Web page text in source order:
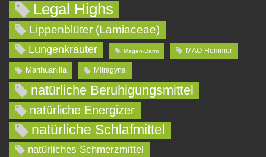
Legal Highs
Lippenblüter (Lamiaceae)
Lungenkräuter Magen-Darm MAO-Hemmer
Marihuanilla Mitragyna
natürliche Beruhigungsmittel
natürliche Energizer
natürliche Schlafmittel
natürliches Schmerzmittel